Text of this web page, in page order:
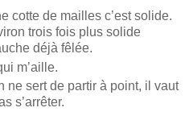
cotte de mailles c’est solide.
trois fois plus solide
déjà fêlée.
m’aille.
ne sert de partir à point, il vaut
s’arrêter.